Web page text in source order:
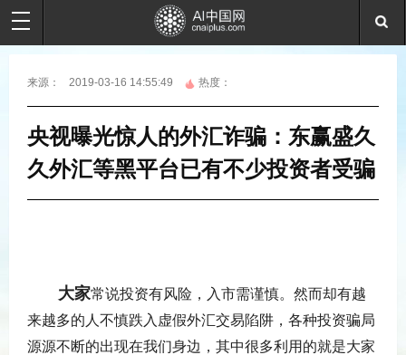
来源： 2019-03-16 14:55:49 热度：
央视曝光惊人的外汇诈骗：东赢盛久
久外汇等黑平台已有不少投资者受骗
大家常说投资有风险，入市需谨慎。然而却有越
来越多的人不慎跌入虚假外汇交易陷阱，各种投资骗局
源源不断的出现在我们身边，其中很多利用的就是大家